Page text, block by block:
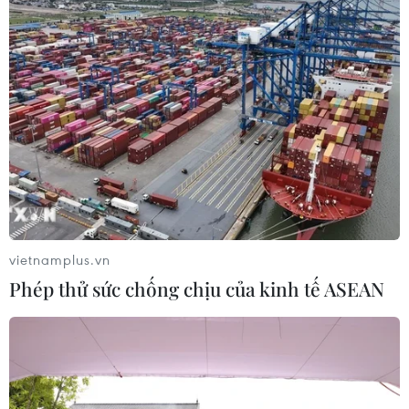
05/08/2026 22:58
Ngoại giao khoa học-
công nghệ trở thành trụ cột mới của
nền đối ngoại Việt Nam
05/08/2026 14:56
Xem thêm
CƠ QUAN CHỦ QUẢN: THÔNG TẤN XÃ VIỆT NAM
Tổng Biên tập: TRẦN TIẾN DUẨN
vietnamplus.vn
Phép thử sức chống chịu của kinh tế ASEAN